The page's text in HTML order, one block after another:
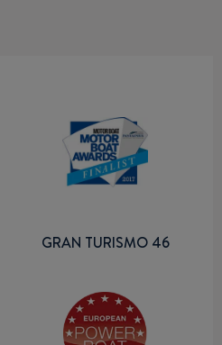
GRAN TURISMO 46